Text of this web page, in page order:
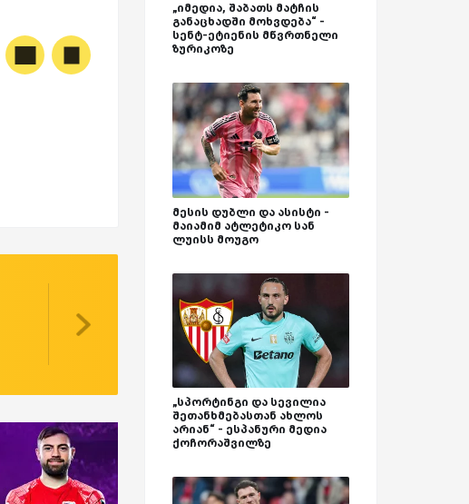
„იმედია, შაბათს მატჩის
განაცხადში მოხვდება“ -
სენტ-ეტიენის მწვრთნელი
ზურიკოზე
მესის დუბლი და ასისტი -
მაიამიმ ატლეტიკო სან
ლუისს მოუგო
„სპორტინგი და სევილია
შეთანხმებასთან ახლოს
არიან“ - ესპანური მედია
ქოჩორაშვილზე